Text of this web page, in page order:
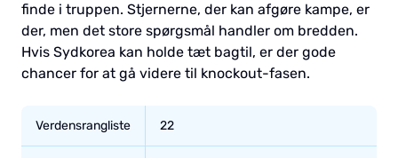
finde i truppen. Stjernerne, der kan afgøre kampe, er
der, men det store spørgsmål handler om bredden.
Hvis Sydkorea kan holde tæt bagtil, er der gode
chancer for at gå videre til knockout-fasen.
Verdensrangliste 22